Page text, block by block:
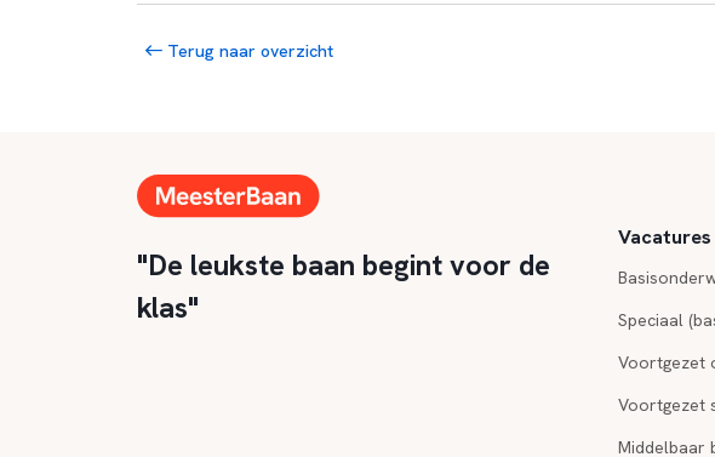
Terug naar overzicht
"De leukste baan begint voor de
klas"
Speciaal
Voortgezet
Voortgezet
Middelbaar